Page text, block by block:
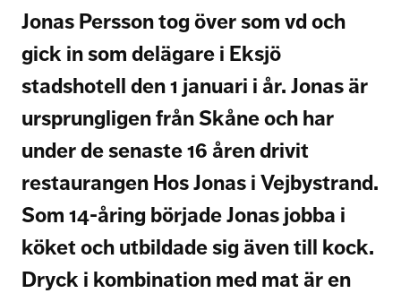
Jonas Persson tog över som vd och
gick in som delägare i Eksjö
stadshotell den 1 januari i år. Jonas är
ursprungligen från Skåne och har
under de senaste 16 åren drivit
restaurangen Hos Jonas i Vejbystrand.
Som 14-åring började Jonas jobba i
köket och utbildade sig även till kock.
Dryck i kombination med mat är en